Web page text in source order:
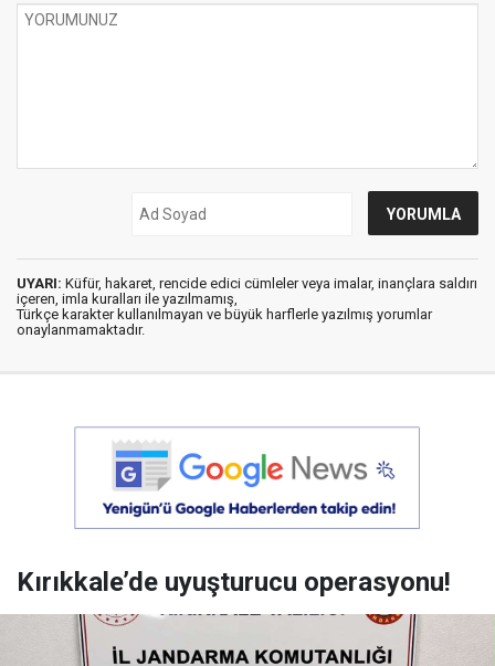
UYARI: Küfür, hakaret, rencide edici cümleler veya imalar, inançlara saldırı
içeren, imla kuralları ile yazılmamış,
Türkçe karakter kullanılmayan ve büyük harflerle yazılmış yorumlar
onaylanmamaktadır.
Kırıkkale’de uyuşturucu operasyonu!